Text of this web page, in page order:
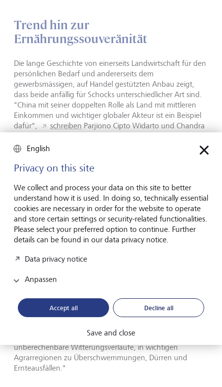
Trend hin zur
Ernährungssouveränität
Die lange Geschichte von einerseits Landwirtschaft für den
persönlichen Bedarf und andererseits dem
gewerbsmässigen, auf Handel gestützten Anbau zeigt,
dass beide anfällig für Schocks unterschiedlicher Art sind.
"China mit seiner doppelten Rolle als Land mit mittleren
Einkommen und wichtiger globaler Akteur ist ein Beispiel
dafür",
schreiben Parjiono Cipto Widarto und Chandra
Online-Plattform East Asia Forum (EAF). "Obwohl der
Schwerpunkt auf Ernährungssouveränität liegt und China
dementsprechende Investitionen in die Modernisierung
bedeutender Importeur von Grundnahrungsmitteln wie
Soja und Mais."
Sie erklären auch, dass Nationen ihre
Nahrungsmittelversorgung im eigenen Land nach Schocks
in der Regel über den Handel stabilisieren. Globale Krisen
deutlich auf. Mehr Ernährungssouveränität ist gefordert.
"Der Klimawandel verursacht zwei sich gegenseitig
globale Nahrungsmittelproduktion für fast ein Drittel der
Treibhausgasemissionen verantwortlich und trägt dadurch
Folgen des Klimawandels, darunter veränderte und
unberechenbare Witterungsverläufe, in wichtigen
Agrarregionen zu Überschwemmungen, Dürren und
Ernteausfällen."
English
Privacy on this site
We collect and process your data on this site to better
understand how it is used. In doing so, technically essential
cookies are necessary in order for the website to operate
and store certain settings or security-related functionalities.
Please select your preferred option to continue. Further
details can be found in our data privacy notice.
Data privacy notice
Anpassen
Accept all Decline all
Save and close